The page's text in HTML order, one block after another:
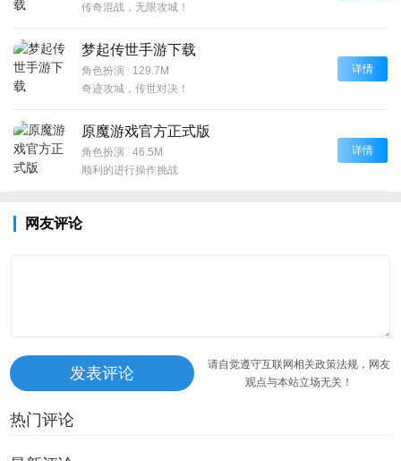
传奇混战，无限攻城！
梦起传世手游下载
角色扮演
129.7M
奇迹攻城，传世对决！
详情
原魔游戏官方正式版
角色扮演
46.5M
顺利的进行操作挑战
详情
网友评论
请自觉遵守互联网相关政策法规，网友
观点与本站立场无关！
热门评论